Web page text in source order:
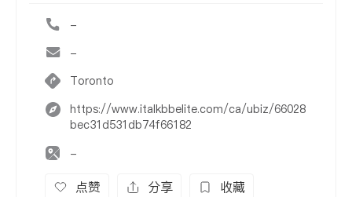
-
-
Toronto
https://www.italkbbelite.com/ca/ubiz/66028
bec31d531db74f66182
-
点赞 分享 收藏